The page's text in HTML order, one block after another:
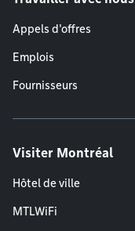
Appels d'offres
Emplois
Fournisseurs
Visiter Montréal
Hôtel de ville
MTLWiFi